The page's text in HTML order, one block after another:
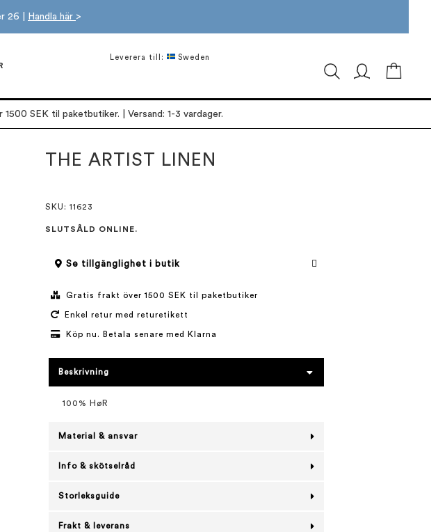
26 | Handla här >
Leverera till: Sweden
SEK til paketbutiker. | Versand: 1-3 vardager.
THE ARTIST LINEN
SKU : 11623
SLUTSÅLD ONLINE.
Se tillgänglighet i butik
Gratis frakt över 1500 SEK til paketbutiker
Enkel retur med returetikett
Köp nu. Betala senare med Klarna
Beskrivning
100% HøR
Material & ansvar
Info & skötselråd
Storleksguide
Frakt & leverans